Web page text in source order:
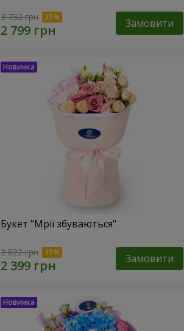
3 732 грн Замовити
Букет "Мрії збуваються"
2 822 грн Замовити